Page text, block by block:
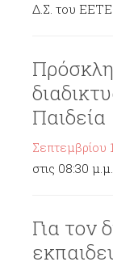
Δ.Σ. του ΕΕΤΕ
Παιδεία
Σεπτεμβρίου
στις 08:30 μ.μ.
Για τον